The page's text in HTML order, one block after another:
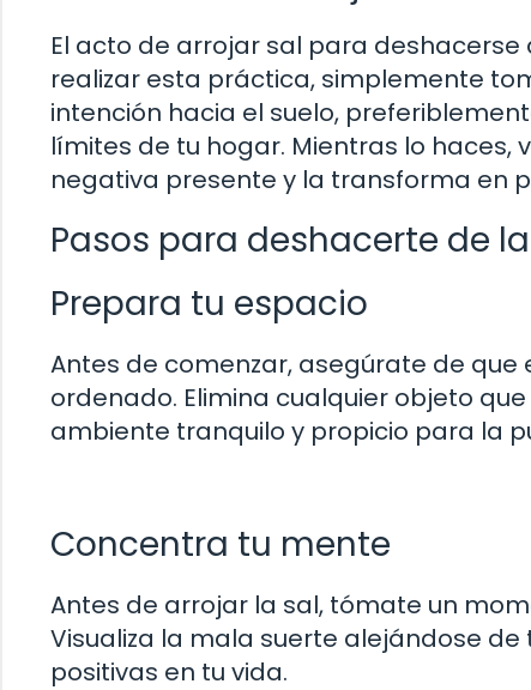
El acto de arrojar sal para
realizar esta práctica, simplemente
intención hacia el suelo,
límites de tu hogar. Mientras lo haces,
negativa presente y la transforma en
Pasos para deshacerte de
Prepara tu espacio
Antes de comenzar, asegúrate de
ordenado. Elimina cualquier objeto
ambiente tranquilo y propicio para la
Concentra tu mente
Antes de arrojar la sal, tómate un
Visualiza la mala suerte alejándose
positivas en tu vida.